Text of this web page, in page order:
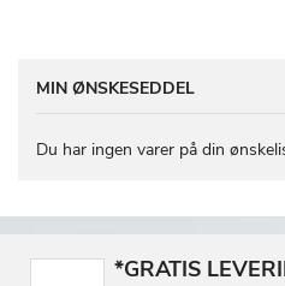
MIN ØNSKESEDDEL
Du har ingen varer på din
*GRATIS